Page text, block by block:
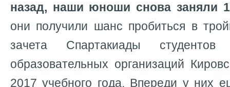
назад, наши юноши снова заняли
они получили шанс пробиться в
зачета Спартакиады студентов
образовательных организаций
2017 учебного года. Впереди у них